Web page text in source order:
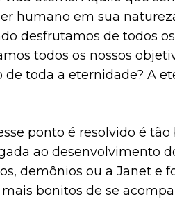
humano em sua
desfrutamos de todos
todos os nossos
de toda a eternidade? A
ponto é resolvido é
ao desenvolvimento
demônios ou a Janet e
bonitos de se